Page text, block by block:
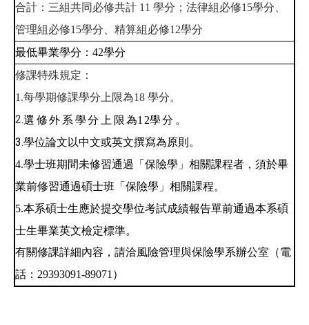
合計：三組共同必修共計 11 學分；法律組必修15學分、
管理組必修15學分、精算組必修12學分
最低畢業學分：42學分
修課特殊規定：
1.每學期修課學分上限為18 學分。
2.選修外系學分上限為1 2學分 。
3.學位論文以中文或英文撰寫為原則。
4.學士班期間未修習通過「保險學」相關課程者，須於畢
業前修習通過碩士班「保險學」相關課程。
5.本系碩士生應於提交學位考試成績報告單前通過本系碩
士生畢業英文檢定標準。
有關修課詳細內容，請洽風險管理與保險學系辦公室（電
話：29393091-89071 ）